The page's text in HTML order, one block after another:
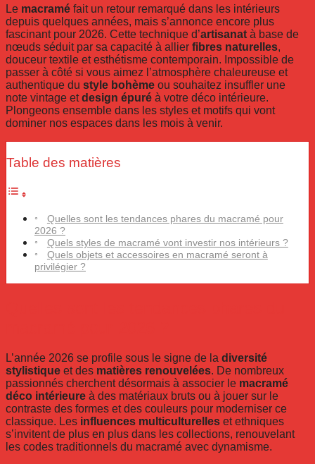
Le macramé fait un retour remarqué dans les intérieurs
depuis quelques années, mais s’annonce encore plus
fascinant pour 2026. Cette technique d’artisanat à base de
nœuds séduit par sa capacité à allier fibres naturelles,
douceur textile et esthétisme contemporain. Impossible de
passer à côté si vous aimez l’atmosphère chaleureuse et
authentique du style bohème ou souhaitez insuffler une
note vintage etdesign épuré à votre déco intérieure.
Plongeons ensemble dans les styles et motifs qui vont
dominer nos espaces dans les mois à venir.
Table des matières
Quelles sont les tendances phares du macramé pour
2026 ?
Quels styles de macramé vont investir nos intérieurs ?
Quels objets et accessoires en macramé seront à
privilégier ?
L’année 2026 se profile sous le signe de la diversité
stylistique et des matières renouvelées. De nombreux
passionnés cherchent désormais à associer le macramé
déco intérieure à des matériaux bruts ou à jouer sur le
contraste des formes et des couleurs pour moderniser ce
classique. Les influences multiculturelles et ethniques
s’invitent de plus en plus dans les collections, renouvelant
les codes traditionnels du macramé avec dynamisme.